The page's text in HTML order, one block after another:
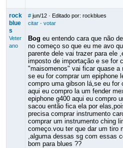
rock
blue
s
Veter
ano
# jun/12· Editado por: rockblues
citar· votar
Bog eu entendo cara que não
no começo so que eu me avo
parente dele vai trazer para ele
imposto de importação e se for
"maisomenos" vai ficar quase a
se eu for comprar um epiphone
compro uma gibson lá,se eu for
aqui eu compro la um fender
epiphone g400 aqui eu compro
sacou então fica ela por
precisa comprar instrumento
comprar um instrumento ching
começo.vou ter que dar um tiro
,alguma dessas sg com essas
bom para blues ??